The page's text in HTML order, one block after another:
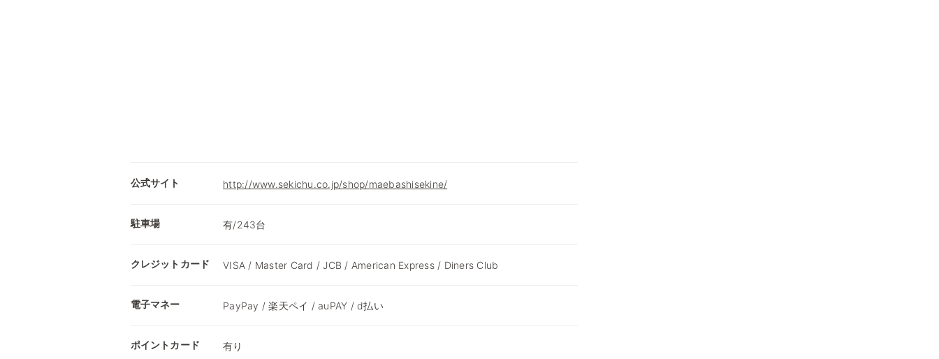
公式サイト http://www.sekichu.co.jp/shop/maebashisekine/
駐車場 有/243台
クレジットカード VISA / Master Card / JCB / American Express / Diners Club
電子マネー PayPay / 楽天ペイ / auPAY / d払い
ポイントカード 有り